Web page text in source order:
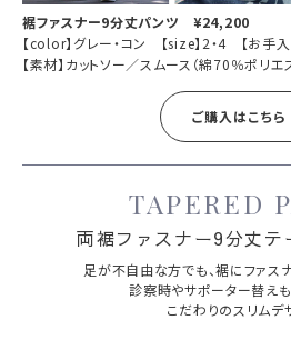
裾ファスナー9分丈パンツ ¥24,200
【color】グレー・コン 【size】2・4 【お手
【素材】カットソー／スムース（綿70％ポリエ
ご購入はこちら
TAPERED
両裾ファスナー9分丈テ
足が不自由な方でも、裾にファス
診察時やサポーター替え
こだわりのスリムデ